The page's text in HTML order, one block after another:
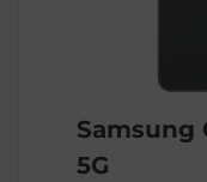
Samsung
5G